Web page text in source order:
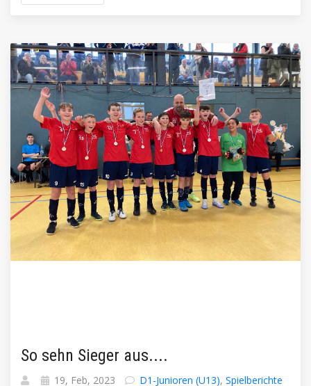
So sehn Sieger aus....
19, Feb, 2023 D1-Junioren (U13), Spielberichte